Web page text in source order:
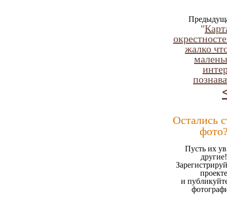
"
жалко
Остались
Пусть их
другие!
проекте
и